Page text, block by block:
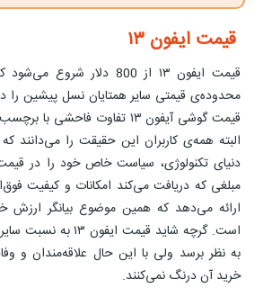
قیمت ایفون ۱۳
قیمت ایفون ۱۳ از 800 دلار
محدوده‌ی قیمتی سایر همتایان نسل پیشین را
قیمت گوشی آیفون ۱۳ تفاوت
البته همه‌ی کاربران این حقیقت را می‌دانند
دنیای تکنولوژی، سیاست خاص خود را در
مبلغی که دریافت می‌کند امکانات و کیفیت
ارائه می‌دهد که همین موضوع بیانگر ارزش
است. گرچه شاید قیمت
به نظر برسد ولی با این حال علاقه‌مندان و
خرید آن درنگ نمی‌کنند.